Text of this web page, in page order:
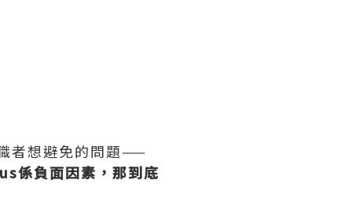
者想避免的問題——
係負面因素，那到底